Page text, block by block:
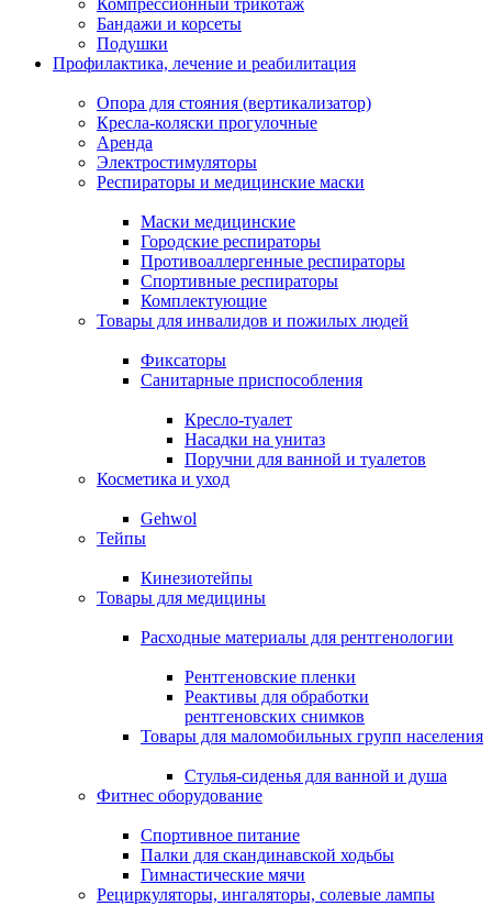
Компрессионный трикотаж
Бандажи и корсеты
Подушки
Профилактика, лечение и реабилитация
Опора для стояния (вертикализатор)
Кресла-коляски прогулочные
Аренда
Электростимуляторы
Респираторы и медицинские маски
Маски медицинские
Городские респираторы
Противоаллергенные респираторы
Спортивные респираторы
Комплектующие
Товары для инвалидов и пожилых людей
Фиксаторы
Санитарные приспособления
Кресло-туалет
Насадки на унитаз
Поручни для ванной и туалетов
Косметика и уход
Gehwol
Тейпы
Кинезиотейпы
Товары для медицины
Расходные материалы для рентгенологии
Рентгеновские пленки
Реактивы для обработки
рентгеновских снимков
Товары для маломобильных групп населения
Стулья-сиденья для ванной и душа
Фитнес оборудование
Спортивное питание
Палки для скандинавской ходьбы
Гимнастические мячи
Рециркуляторы, ингаляторы, солевые лампы